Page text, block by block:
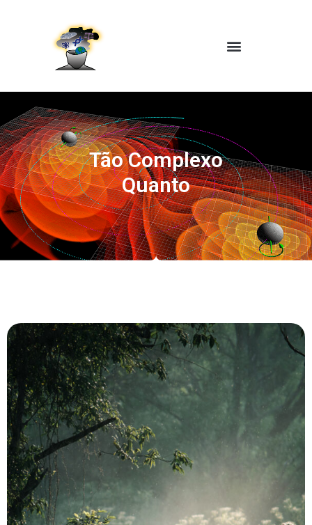
Tão Complexo
Quanto